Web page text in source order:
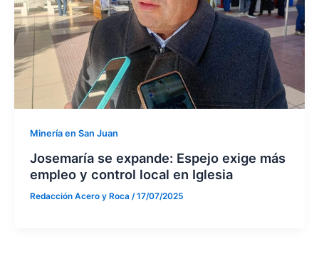
Minería en San Juan
Josemaría se expande: Espejo exige más
empleo y control local en Iglesia
Redacción Acero y Roca /17/07/2025